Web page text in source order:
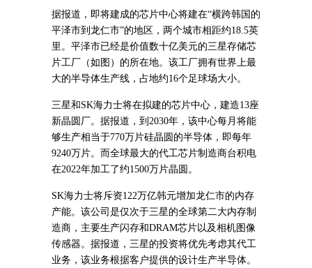
据报道，即将建成的芯片中心将建在“横跨韩国的
平泽市到龙仁市”的地区，两个城市相距约18.5英
里。平泽市已经是价值数十亿美元的三星存储芯
片工厂（如图）的所在地。该工厂拥有世界上最
大的半导体生产线，占地约16个足球场大小。
三星和SK海力士将在拟建的芯片中心， 建造13座
新晶圆厂。据报道，到2030年，该中心每月将能
够生产相当于770万片硅晶圆的半导体，即每年
9240万片。 而全球最大的代工芯片制造商台积电
在2022年加工了约1500万片晶圆。
SK海力士将斥资122万亿韩元增加龙仁市的内存
产能。该公司是仅次于三星的全球第二大内存制
造商，主要生产闪存和DRAM芯片以及相机图像
传感器。据报道，三星的投资将优先考虑其代工
业务，该业务根据客户提供的设计生产半导体。